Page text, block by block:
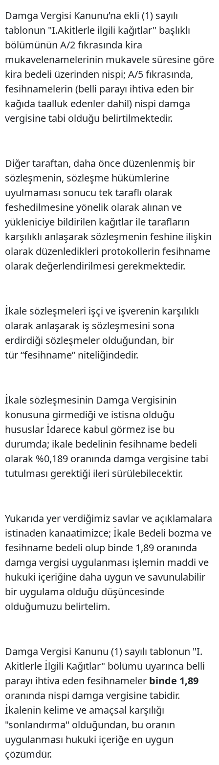
Damga Vergisi Kanunu’na ekli (1) sayılı
tablonun "I.Akitlerle ilgili kağıtlar" başlıklı
bölümünün A/2 fıkrasında kira
mukavelenamelerinin mukavele süresine göre
kira bedeli üzerinden nispi; A/5 fıkrasında,
fesihnamelerin (belli parayı ihtiva eden bir
kağıda taalluk edenler dahil) nispi damga
vergisine tabi olduğu belirtilmektedir.
Diğer taraftan, daha önce düzenlenmiş bir
sözleşmenin, sözleşme hükümlerine
uyulmaması sonucu tek taraflı olarak
feshedilmesine yönelik olarak alınan ve
yükleniciye bildirilen kağıtlar ile tarafların
karşılıklı anlaşarak sözleşmenin feshine ilişkin
olarak düzenledikleri protokollerin fesihname
olarak değerlendirilmesi gerekmektedir.
İkale sözleşmeleri işçi ve işverenin karşılıklı
olarak anlaşarak iş sözleşmesini sona
erdirdiği sözleşmeler olduğundan, bir
tür “fesihname” niteliğindedir.
İkale sözleşmesinin Damga Vergisinin
konusuna girmediği ve istisna olduğu
hususlar İdarece kabul görmez ise bu
durumda; ikale bedelinin fesihname bedeli
olarak %0,189 oranında damga vergisine tabi
tutulması gerektiği ileri sürülebilecektir.
Yukarıda yer verdiğimiz savlar ve açıklamalara
istinaden kanaatimizce; İkale Bedeli bozma ve
fesihname bedeli olup binde 1,89 oranında
damga vergisi uygulanması işlemin maddi ve
hukuki içeriğine daha uygun ve savunulabilir
bir uygulama olduğu düşüncesinde
olduğumuzu belirtelim.
Damga Vergisi Kanunu (1) sayılı tablonun "I.
Akitlerle İlgili Kağıtlar" bölümü uyarınca belli
parayı ihtiva eden fesihnameler binde 1,89
oranında nispi damga vergisine tabidir.
İkalenin kelime ve amaçsal karşılığı
"sonlandırma" olduğundan, bu oranın
uygulanması hukuki içeriğe en uygun
çözümdür.